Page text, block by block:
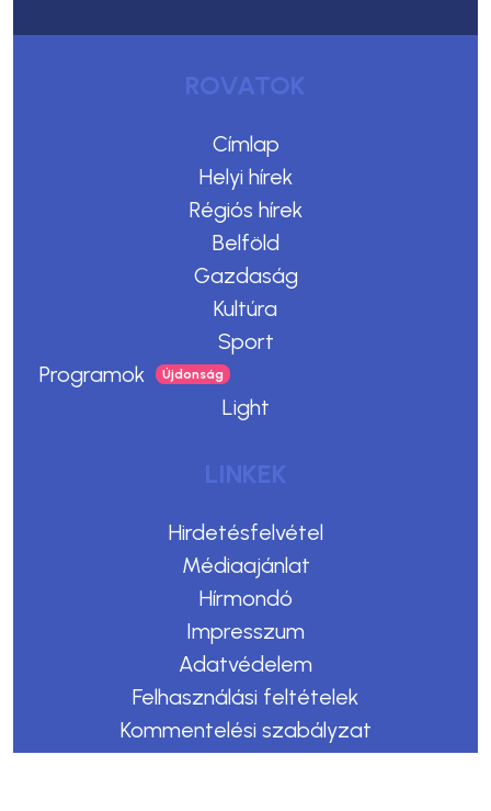
ROVATOK
Címlap
Helyi hírek
Régiós hírek
Belföld
Gazdaság
Kultúra
Sport
Programok
Light
LINKEK
Hirdetésfelvétel
Médiaajánlat
Hírmondó
Impresszum
Adatvédelem
Felhasználási feltételek
Kommentelési szabályzat